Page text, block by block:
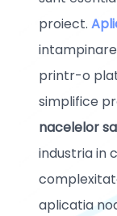
proiect.
printr-o
simplifice
nacelelor
industria in
aplicatia